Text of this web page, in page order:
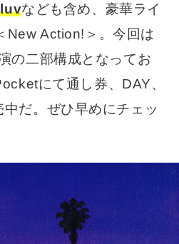
luvなども含め、豪華ライ
New Action!＞。今回は
の二部構成となってお
にて通し券、DAY、
だ。ぜひ早めにチェッ